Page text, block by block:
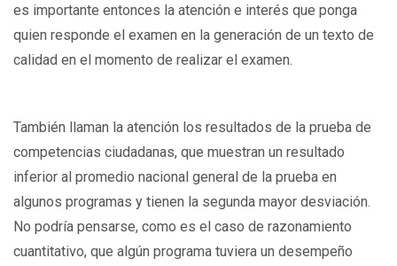
es importante entonces la atención e interés que ponga
quien responde el examen en la generación de un texto de
calidad en el momento de realizar el examen.
También llaman la atención los resultados de la prueba de
competencias ciudadanas, que muestran un resultado
inferior al promedio nacional general de la prueba en
algunos programas y tienen la segunda mayor desviación.
No podría pensarse, como es el caso de razonamiento
cuantitativo, que algún programa tuviera un desempeño